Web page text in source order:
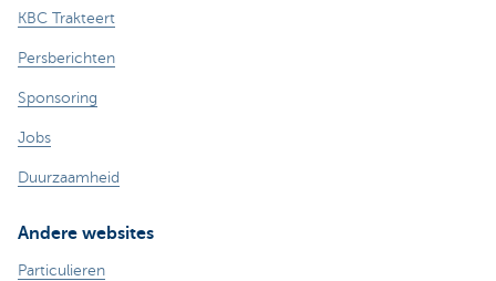
KBC Trakteert
Persberichten
Sponsoring
Jobs
Duurzaamheid
Andere websites
Particulieren